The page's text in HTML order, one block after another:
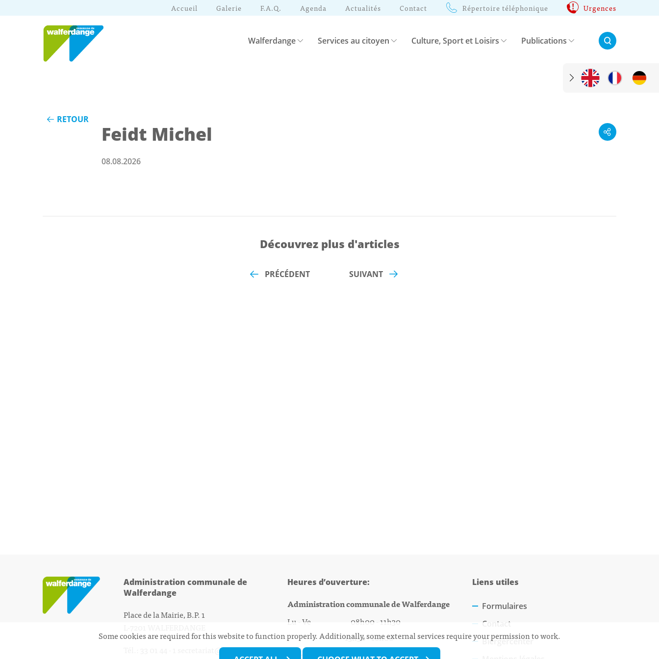
Accueil Galerie F.A.Q. Agenda Actualités Contact Répertoire téléphonique Urgences
Walferdange Services au citoyen Culture, Sport et Loisirs Publications Rechercher:
RETOUR
Feidt Michel
08.08.2026
Découvrez plus d'articles
PRÉCÉDENT SUIVANT
Administration communale de
Walferdange
Place de la Mairie, B.P. 1
secretariat@walfer.lu
Heures d’ouverture:
Administration communale de Walferdange
Lu - Ve 08h00 - 11h30
13h30 - 16h00
Biergercenter
Liens utiles
Formulaires
Contact
Biergercenter
Some cookies are required for this website to function properly. Additionally, some external services require your permission to work.